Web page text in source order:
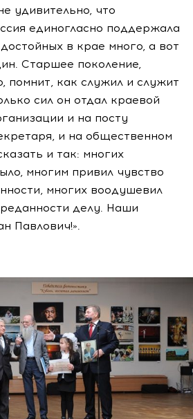
удивительно, что
единогласно поддержала
в крае много, а вот
Старшее поколение,
помнит, как служил и служит
сил он отдал краевой
и на посту
и на общественном
и так: многих
многим привил чувство
многих воодушевил
делу. Наши
Павлович!».